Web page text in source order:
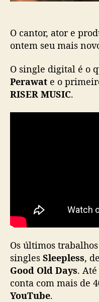
O cantor, ator e
ontem seu mais
O single digital é o
Perawat e o
RISER MUSIC.
Os últimos
singles Sleepless,
Good Old Days.
conta com mais de
YouTube.